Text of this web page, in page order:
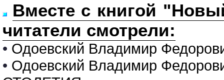
Вместе с книгой
читатели смотрели:
• Одоевский Владимир
• Одоевский Владимир